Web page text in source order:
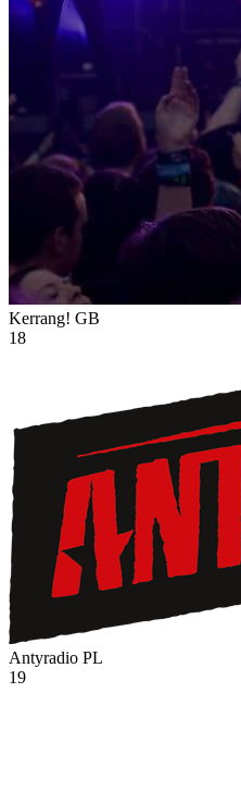
Kerrang! GB
18
Antyradio PL
19